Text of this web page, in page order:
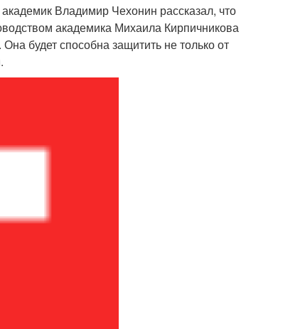
Владимир Чехонин рассказал, что
академика Михаила Кирпичникова
будет способна защитить не только от